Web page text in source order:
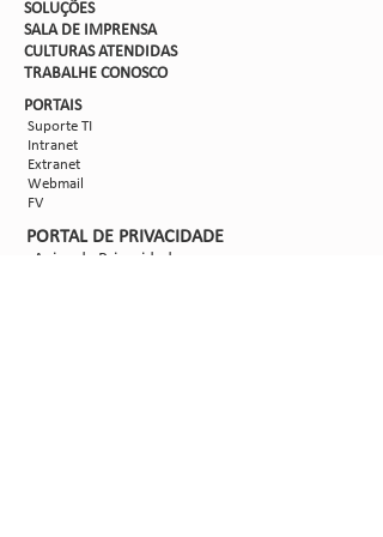
SOLUÇÕES
SALA DE IMPRENSA
CULTURAS ATENDIDAS
TRABALHE CONOSCO
PORTAIS
Suporte TI
Intranet
Extranet
Webmail
FV
PORTAL DE PRIVACIDADE
Aviso de Privacidade